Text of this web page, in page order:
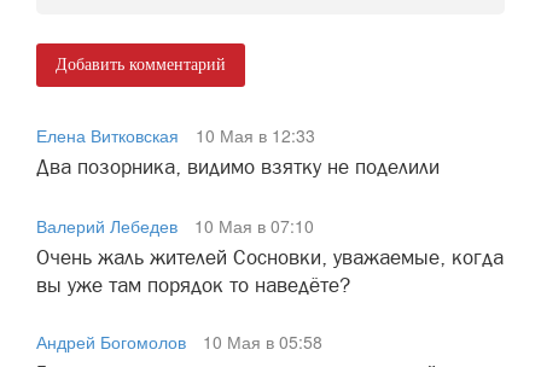
Добавить комментарий
Елена Витковская
10 Мая в 12:33
Два позорника, видимо взятку не поделили
Валерий Лебедев
10 Мая в 07:10
Очень жаль жителей Сосновки, уважаемые, когда
вы уже там порядок то наведёте?
Андрей Богомолов
10 Мая в 05:58